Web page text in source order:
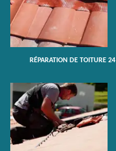
RÉPARATION DE TOITURE 24